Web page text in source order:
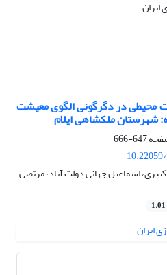
محیطی در دگرگونی الگوی معیشت
شهرستان ملکشاهی ایلام
647-666
اسماعیل جهانی دولت آباد، مرتضی